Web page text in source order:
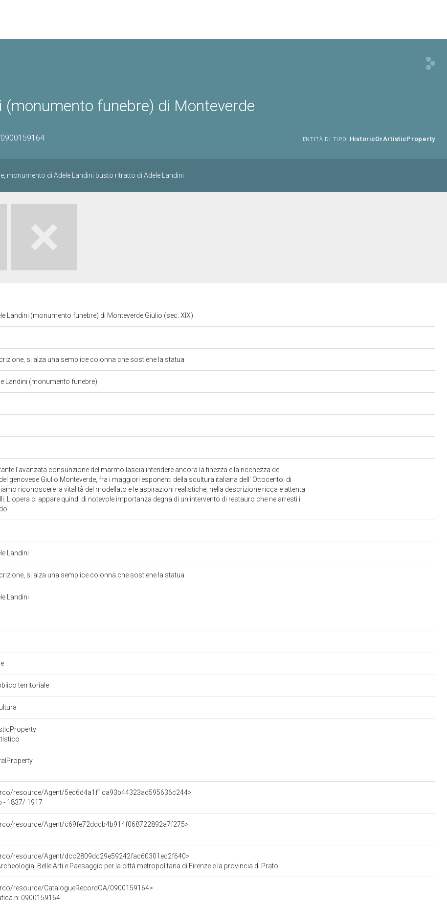
funebre) di Monteverde
ENTITÀ DI TIPO: HistoricOrArtisticProperty
monumento di Adele Landini busto ritratto di Adele Landini
Landini (monumento funebre) di Monteverde Giulio (sec. XIX)
si alza una semplice colonna che sostiene la statua
Landini (monumento funebre)
l'avanzata consunzione del marmo lascia intendere ancora la finezza e la ricchezza del
genovese Giulio Monteverde, fra i maggiori esponenti della scultura italiana dell' Ottocento: di
riconoscere la vitalità del modellato e le aspirazioni realistiche, nella descrizione ricca e attenta
L'opera ci appare quindi di notevole importanza degna di un intervento di restauro che ne arresti il
Landini
si alza una semplice colonna che sostiene la statua
Landini
territoriale
resource/Agent/5ec6d4a1f1ca93b44323ad595636c244>
- 1837/ 1917
resource/Agent/c69fe72dddb4b914f068722892a7f275>
resource/Agent/dcc2809dc29e59242fac60301ec2f640>
Belle Arti e Paesaggio per la città metropolitana di Firenze e la provincia di Prato
resource/CatalogueRecordOA/0900159164>
n: 0900159164